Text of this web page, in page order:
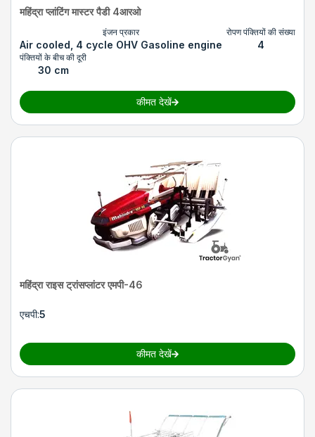
महिंद्रा प्लांटिंग मास्टर पैडी 4आरओ
इंजन प्रकार
Air cooled, 4 cycle OHV Gasoline engine
रोपण पंक्तियों की संख्या
4
पंक्तियों के बीच की दूरी
30 cm
कीमत देखें
महिंद्रा राइस ट्रांसप्लांटर एमपी-46
एचपी:5
कीमत देखें